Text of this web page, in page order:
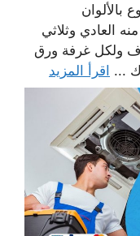
بالألوان
العادي وثلاثي
ولكل غرفة ورق
... اقرأ المزيد